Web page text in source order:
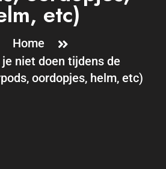
etc)
Home
niet doen tijdens de
oordopjes, helm, etc)